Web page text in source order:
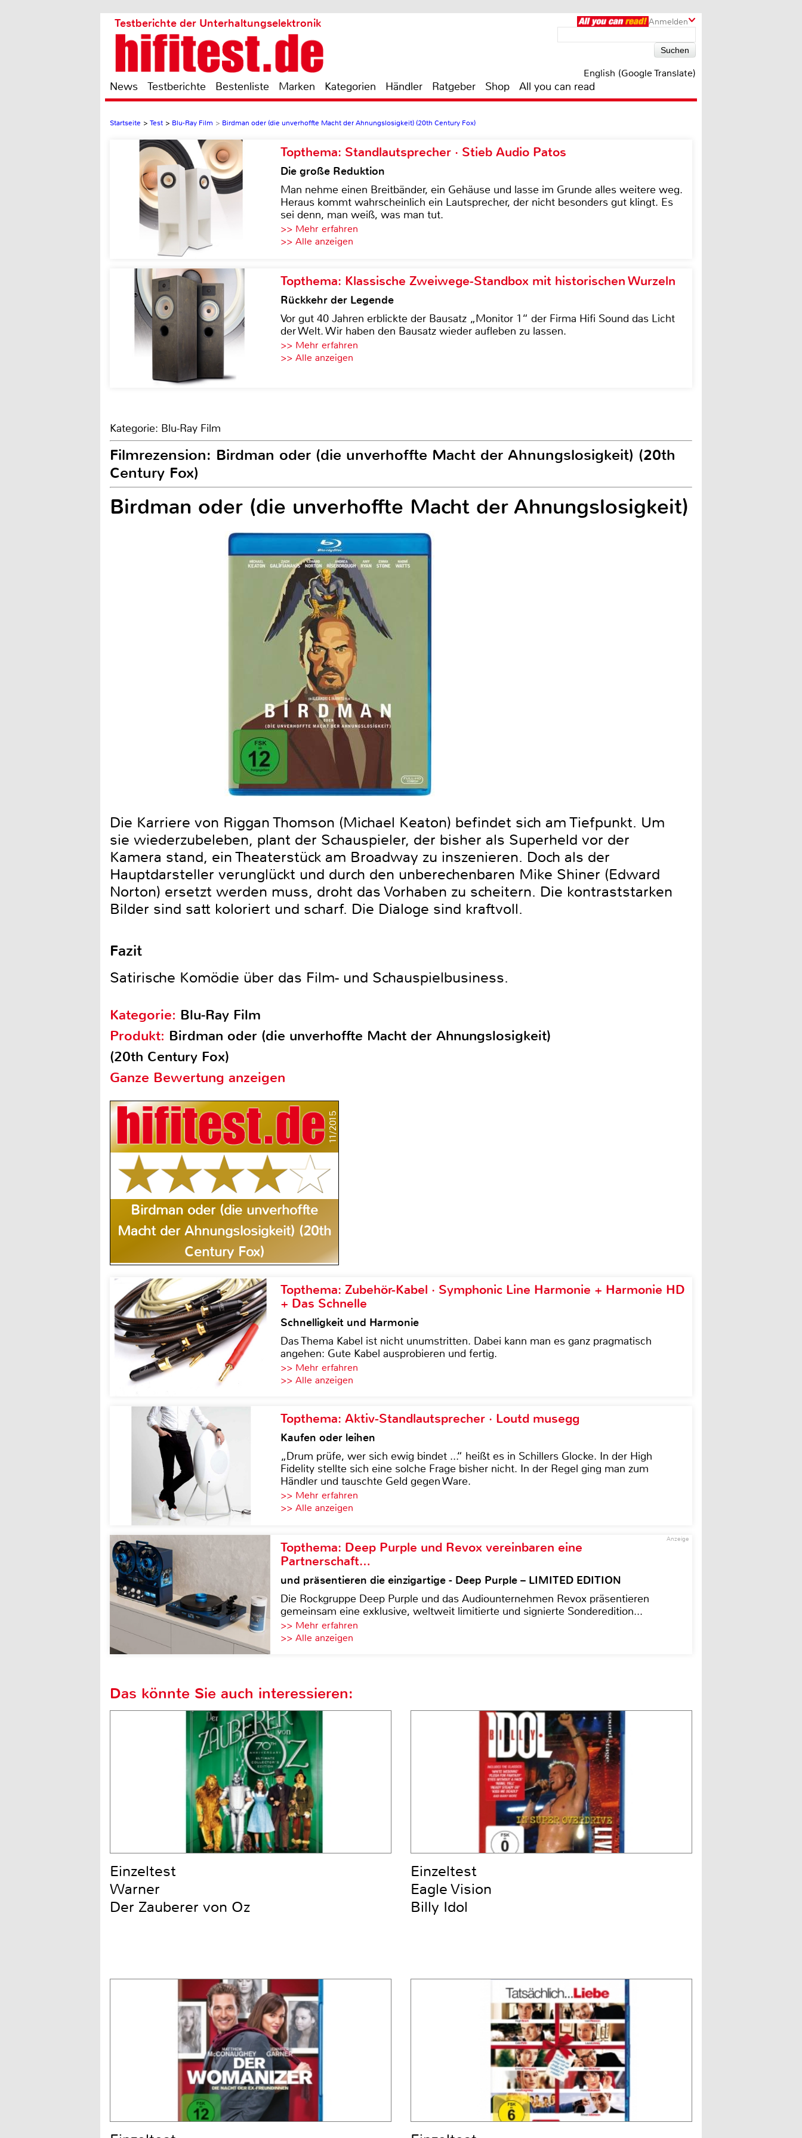
Anmelden
Testberichte der Unterhaltungselektronik
English (Google Translate)
News Testberichte Bestenliste Marken Kategorien Händler Ratgeber Shop All you can read
Startseite > Test > Blu-Ray Film > Birdman oder (die unverhoffte Macht der Ahnungslosigkeit) (20th Century Fox)
Topthema: Standlautsprecher · Stieb Audio Patos
Die große Reduktion
Man nehme einen Breitbänder, ein Gehäuse und lasse im Grunde alles weitere weg.
Heraus kommt wahrscheinlich ein Lautsprecher, der nicht besonders gut klingt. Es
sei denn, man weiß, was man tut.
>> Mehr erfahren
>> Alle anzeigen
Topthema: Klassische Zweiwege-Standbox mit historischen Wurzeln
Rückkehr der Legende
Vor gut 40 Jahren erblickte der Bausatz „Monitor 1“ der Firma Hifi Sound das Licht
der Welt. Wir haben den Bausatz wieder aufleben zu lassen.
>> Mehr erfahren
>> Alle anzeigen
Kategorie: Blu-Ray Film
Filmrezension: Birdman oder (die unverhoffte Macht der Ahnungslosigkeit) (20th
Century Fox)
Birdman oder (die unverhoffte Macht der Ahnungslosigkeit)
Die Karriere von Riggan Thomson (Michael Keaton) befindet sich am Tiefpunkt. Um
sie wiederzubeleben, plant der Schauspieler, der bisher als Superheld vor der
Kamera stand, ein Theaterstück am Broadway zu inszenieren. Doch als der
Hauptdarsteller verunglückt und durch den unberechenbaren Mike Shiner (Edward
Norton) ersetzt werden muss, droht das Vorhaben zu scheitern. Die kontraststarken
Bilder sind satt koloriert und scharf. Die Dialoge sind kraftvoll.
Fazit
Satirische Komödie über das Film- und Schauspielbusiness.
Kategorie: Blu-Ray Film
Produkt: Birdman oder (die unverhoffte Macht der Ahnungslosigkeit)
(20th Century Fox)
Ganze Bewertung anzeigen
11/2015
Birdman oder (die unverhoffte
Macht der Ahnungslosigkeit) (20th
Century Fox)
Topthema: Zubehör-Kabel · Symphonic Line Harmonie + Harmonie HD
+ Das Schnelle
Schnelligkeit und Harmonie
Das Thema Kabel ist nicht unumstritten. Dabei kann man es ganz pragmatisch
angehen: Gute Kabel ausprobieren und fertig.
>> Mehr erfahren
>> Alle anzeigen
Topthema: Aktiv-Standlautsprecher · Loutd musegg
Kaufen oder leihen
„Drum prüfe, wer sich ewig bindet ...“ heißt es in Schillers Glocke. In der High
Fidelity stellte sich eine solche Frage bisher nicht. In der Regel ging man zum
Händler und tauschte Geld gegen Ware.
>> Mehr erfahren
>> Alle anzeigen
Anzeige
Topthema: Deep Purple und Revox vereinbaren eine
Partnerschaft…
und präsentieren die einzigartige - Deep Purple – LIMITED EDITION
Die Rockgruppe Deep Purple und das Audiounternehmen Revox präsentieren
gemeinsam eine exklusive, weltweit limitierte und signierte Sonderedition...
>> Mehr erfahren
>> Alle anzeigen
Das könnte Sie auch interessieren:
Einzeltest
Warner
Der Zauberer von Oz
Einzeltest
Eagle Vision
Billy Idol